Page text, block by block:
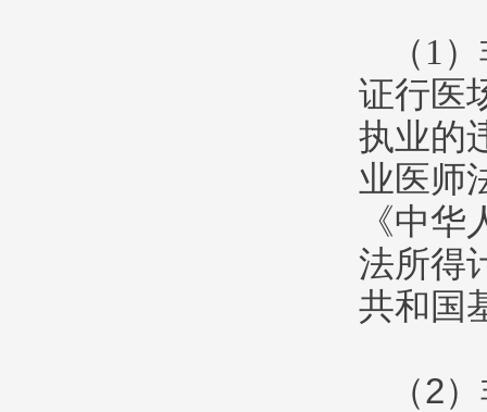
（1
证行医
执业的
业医师
《中
法所得
共和国
（2